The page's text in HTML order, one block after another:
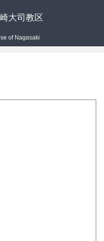
大司教区
of Nagasaki